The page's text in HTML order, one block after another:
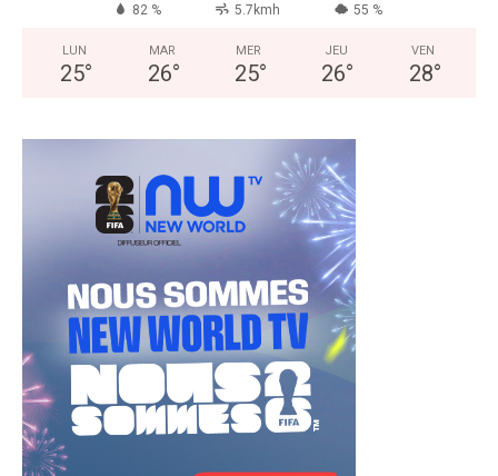
82 % 5.7kmh 55 %
LUN
25°
MAR
26°
MER
25°
JEU
26°
VEN
28°